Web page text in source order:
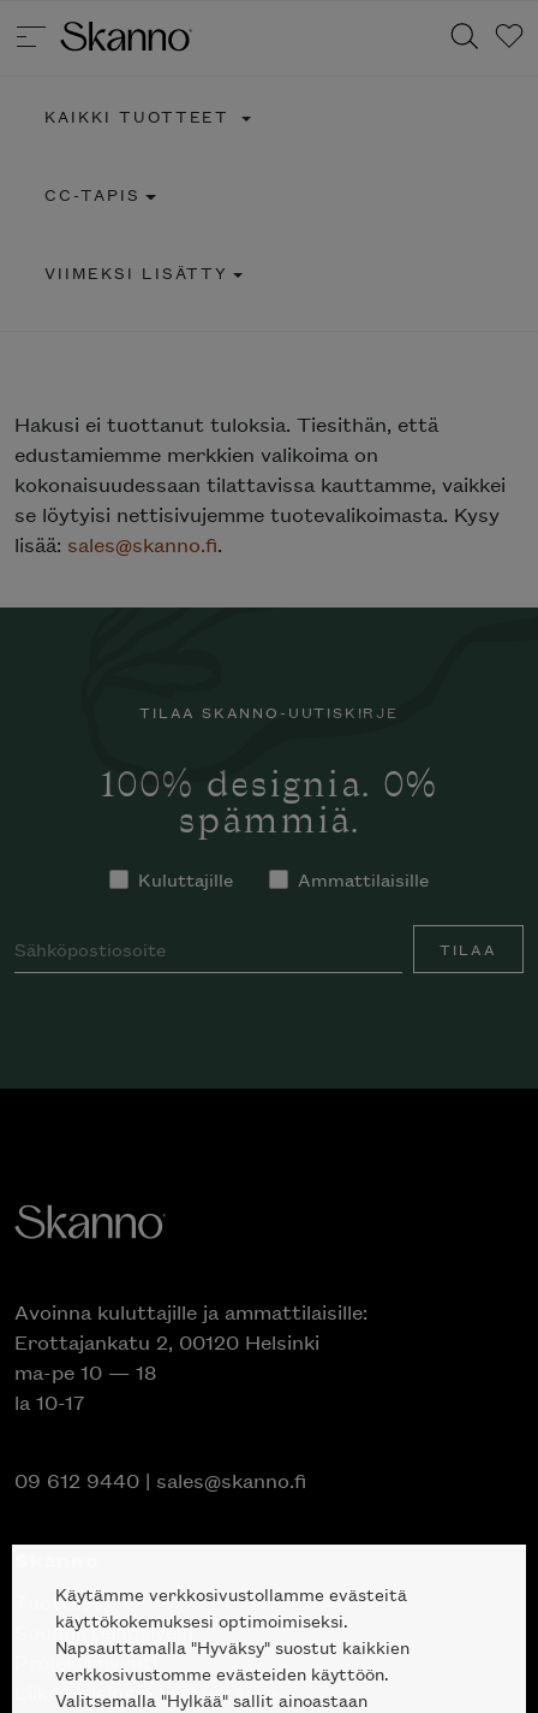
KAIKKI TUOTTEET
CC-TAPIS
VIIMEKSI LISÄTTY
Hakusi ei tuottanut tuloksia. Tiesithän, että
edustamiemme merkkien valikoima on
kokonaisuudessaan tilattavissa kauttamme, vaikkei
se löytyisi nettisivujemme tuotevalikoimasta. Kysy
lisää: sales@skanno.fi.
TILAA SKANNO-UUTISKIRJE
100% designia. 0%
spämmiä.
Kuluttajille Ammattilaisille
TILAA
Avoinna kuluttajille ja ammattilaisille:
Erottajankatu 2, 00120 Helsinki
ma-pe 10 — 18
la 10-17
09 612 9440 | sales@skanno.fi
Tuotteet
Suunnittelupalvelu
Projektimyynti
Liike Helsingin keskustassa
Käytämme verkkosivustollamme evästeitä
käyttökokemuksesi optimoimiseksi.
Napsauttamalla "Hyväksy" suostut kaikkien
verkkosivustomme evästeiden käyttöön.
Valitsemalla "Hylkää" sallit ainoastaan